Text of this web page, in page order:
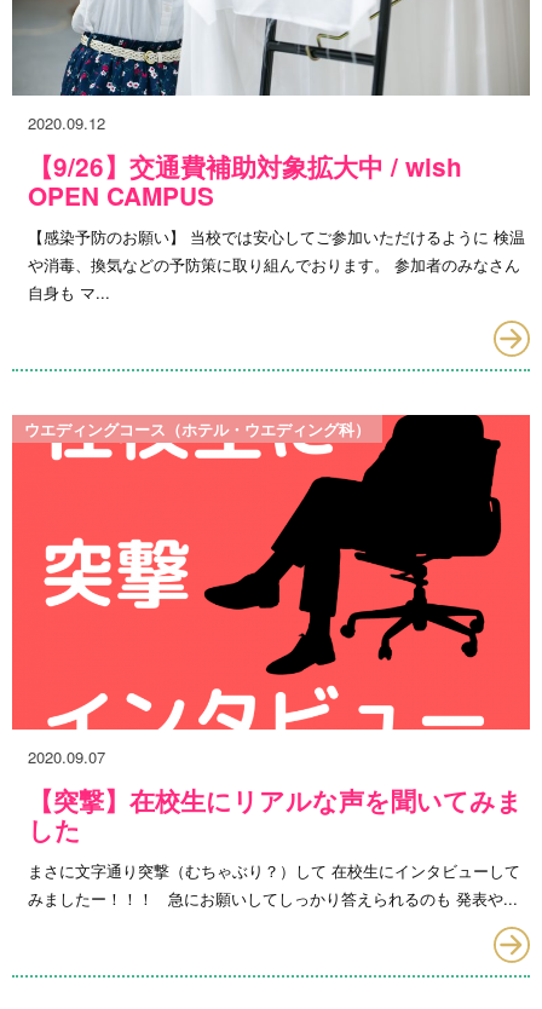
2020.09.12
【9/26】交通費補助対象拡大中 / wish
OPEN CAMPUS
【感染予防のお願い】 当校では安心してご参加いただけるように 検温
や消毒、換気などの予防策に取り組んでおります。 参加者のみなさん
自身も マ...
ウエディングコース（ホテル・ウエディング科）
2020.09.07
【突撃】在校生にリアルな声を聞いてみま
した
まさに文字通り突撃（むちゃぶり？）して 在校生にインタビューして
みましたー！！！ 急にお願いしてしっかり答えられるのも 発表や...